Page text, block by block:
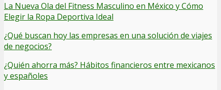
La Nueva Ola del Fitness Masculino en México y Cómo
Elegir la Ropa Deportiva Ideal
¿Qué buscan hoy las empresas en una solución de viajes
de negocios?
¿Quién ahorra más? Hábitos financieros entre mexicanos
y españoles